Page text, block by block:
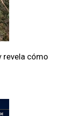
revela cómo